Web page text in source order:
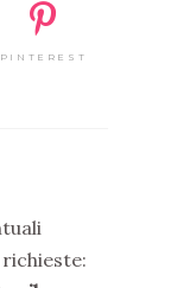
PINTEREST